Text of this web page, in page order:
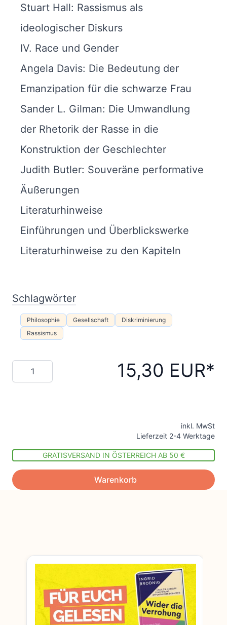
Stuart Hall: Rassismus als
ideologischer Diskurs
IV. Race und Gender
Angela Davis: Die Bedeutung der
Emanzipation für die schwarze Frau
Sander L. Gilman: Die Umwandlung
der Rhetorik der Rasse in die
Konstruktion der Geschlechter
Judith Butler: Souveräne performative
Äußerungen
Literaturhinweise
Einführungen und Überblickswerke
Literaturhinweise zu den Kapiteln
Schlagwörter
Philosophie Gesellschaft
Diskriminierung
Rassismus
Menge 15,30 EUR
inkl. MwSt
Lieferzeit 2-4 Werktage
GRATISVERSAND IN ÖSTERREICH AB 50 €
Warenkorb